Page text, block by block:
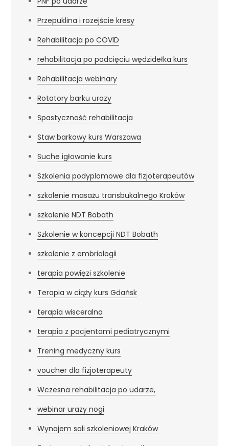
Przepuklina i rozejście kresy
Rehabilitacja po COVID
rehabilitacja po podcięciu wędzidełka kurs
Rehabilitacja webinary
Rotatory barku urazy
Spastyczność rehabilitacja
Staw barkowy kurs Warszawa
Suche igłowanie kurs
Szkolenia podyplomowe dla fizjoterapeutów
szkolenie masażu transbukalnego Kraków
szkolenie NDT Bobath
Szkolenie w koncepcji NDT Bobath
szkolenie z embriologii
terapia powięzi szkolenie
Terapia w ciąży kurs Gdańsk
terapia wisceralna
terapia z pacjentami pediatrycznymi
Trening medyczny kurs
voucher dla fizjoterapeuty
Wczesna rehabilitacja po udarze,
webinar urazy nogi
Wynajem sali szkoleniowej Kraków